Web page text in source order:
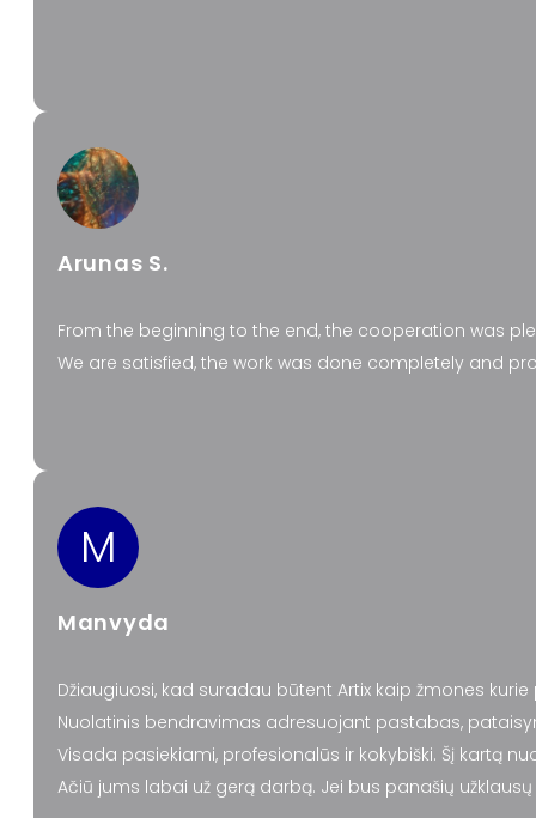
Arunas S.
From the beginning to the end, the cooperation was
We are satisfied, the work was done completely and
M
Manvyda
Džiaugiuosi, kad suradau būtent Artix kaip žmones
Nuolatinis bendravimas adresuojant pastabas,
Visada pasiekiami, profesionalūs ir kokybiški. Šį kartą
Ačiū jums labai už gerą darbą. Jei bus panašių